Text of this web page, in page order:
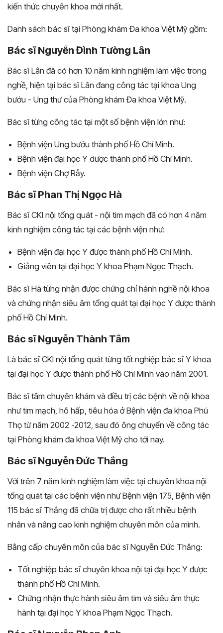
kiến thức chuyên khoa mới nhất.
Danh sách bác sĩ tại Phòng khám Đa khoa Việt Mỹ gồm:
Bác sĩ Nguyễn Đình Tường Lân
Bác sĩ Lân đã có hơn 10 năm kinh nghiệm làm việc trong
nghề, hiện tại bác sĩ Lân đang công tác tại khoa Ung
bướu - Ung thư của Phòng khám Đa khoa Việt Mỹ.
Bác sĩ từng công tác tại một số bệnh viện lớn như:
Bệnh viện Ung bướu thành phố Hồ Chí Minh.
Bệnh viện đại học Y dược thành phố Hồ Chí Minh.
Bệnh viện Chợ Rẫy.
Bác sĩ Phan Thị Ngọc Hà
Bác sĩ CKI nội tổng quát - nội tim mạch đã có hơn 4 năm
kinh nghiệm công tác tại các bệnh viện như:
Bệnh viện đại học Y được thành phố Hồ Chí Minh.
Giảng viên tại đại học Y khoa Phạm Ngọc Thạch.
Bác sĩ Hà từng nhận được chứng chỉ hành nghề nội khoa
và chứng nhận siêu âm tổng quát tại đại học Y được thành
phố Hồ Chí Minh.
Bác sĩ Nguyễn Thành Tâm
Là bác sĩ CKI nội tổng quát từng tốt nghiệp bác sĩ Y khoa
tại đại học Y được thành phố Hồ Chí Minh vào năm 2001.
Bác sĩ tâm chuyên khám và điều trị các bệnh về nội khoa
như tim mạch, hô hấp, tiêu hóa ở Bệnh viện đa khoa Phú
Thọ từ năm 2002 -2012, sau đó ông chuyển về công tác
tại Phòng khám đa khoa Việt Mỹ cho tới nay.
Bác sĩ Nguyễn Đức Thắng
Với trên 7 năm kinh nghiệm làm việc tại chuyên khoa nội
tổng quát tại các bệnh viện như Bệnh viện 175, Bệnh viện
115 bác sĩ Thắng đã chữa trị được cho rất nhiều bệnh
nhân và nâng cao kinh nghiệm chuyên môn của mình.
Bằng cấp chuyên môn của bác sĩ Nguyễn Đức Thắng:
Tốt nghiệp bác sĩ chuyên khoa nội tại đại học Y được
thành phố Hồ Chí Minh.
Chứng nhận thực hành siêu âm tim và siêu âm thực
hành tại đại học Y khoa Phạm Ngọc Thạch.